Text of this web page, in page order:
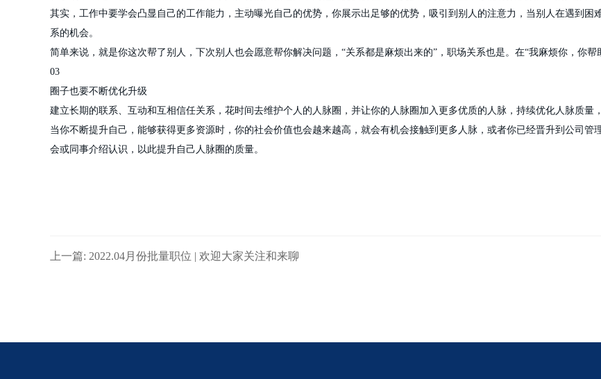
其实，工作中要学会凸显自己的工作能力，主动曝光自己的优势，你展示出足够的优势，吸引到别人的注意力，当别人在遇到
系的机会。
简单来说，就是你这次帮了别人，下次别人也会愿意帮你解决问题，“关系都是麻烦出来的”，职场关系也是。在“我麻烦你，你帮
03
圈子也要不断优化升级
建立长期的联系、互动和互相信任关系，花时间去维护个人的人脉圈，并让你的人脉圈加入更多优质的人脉，持续优化人脉质量
当你不断提升自己，能够获得更多资源时，你的社会价值也会越来越高，就会有机会接触到更多人脉，或者你已经晋升到公司
会或同事介绍认识，以此提升自己人脉圈的质量。
上一篇: 2022.04月份批量职位 | 欢迎大家关注和来聊